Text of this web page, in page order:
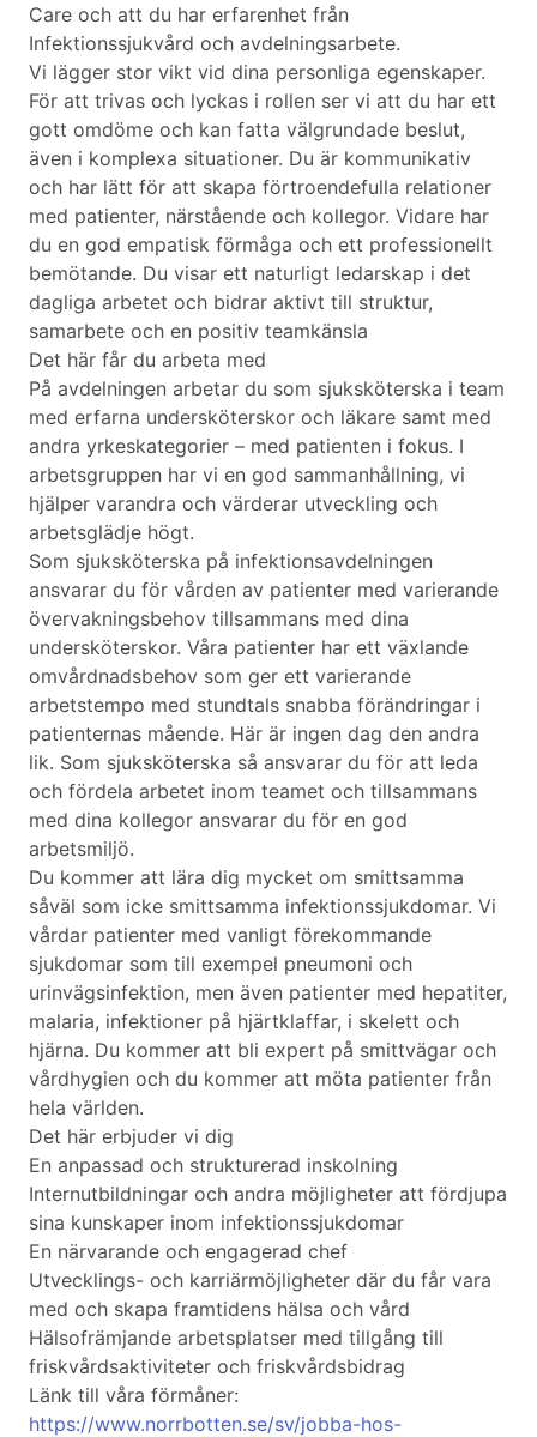
Care och att du har erfarenhet från
Infektionssjukvård och avdelningsarbete.
Vi lägger stor vikt vid dina personliga egenskaper.
För att trivas och lyckas i rollen ser vi att du har ett
gott omdöme och kan fatta välgrundade beslut,
även i komplexa situationer. Du är kommunikativ
och har lätt för att skapa förtroendefulla relationer
med patienter, närstående och kollegor. Vidare har
du en god empatisk förmåga och ett professionellt
bemötande. Du visar ett naturligt ledarskap i det
dagliga arbetet och bidrar aktivt till struktur,
samarbete och en positiv teamkänsla
Det här får du arbeta med
På avdelningen arbetar du som sjuksköterska i team
med erfarna undersköterskor och läkare samt med
andra yrkeskategorier – med patienten i fokus. I
arbetsgruppen har vi en god sammanhållning, vi
hjälper varandra och värderar utveckling och
arbetsglädje högt.
Som sjuksköterska på infektionsavdelningen
ansvarar du för vården av patienter med varierande
övervakningsbehov tillsammans med dina
undersköterskor. Våra patienter har ett växlande
omvårdnadsbehov som ger ett varierande
arbetstempo med stundtals snabba förändringar i
patienternas mående. Här är ingen dag den andra
lik. Som sjuksköterska så ansvarar du för att leda
och fördela arbetet inom teamet och tillsammans
med dina kollegor ansvarar du för en god
arbetsmiljö.
Du kommer att lära dig mycket om smittsamma
såväl som icke smittsamma infektionssjukdomar. Vi
vårdar patienter med vanligt förekommande
sjukdomar som till exempel pneumoni och
urinvägsinfektion, men även patienter med hepatiter,
malaria, infektioner på hjärtklaffar, i skelett och
hjärna. Du kommer att bli expert på smittvägar och
vårdhygien och du kommer att möta patienter från
hela världen.
Det här erbjuder vi dig
En anpassad och strukturerad inskolning
Internutbildningar och andra möjligheter att fördjupa
sina kunskaper inom infektionssjukdomar
En närvarande och engagerad chef
Utvecklings- och karriärmöjligheter där du får vara
med och skapa framtidens hälsa och vård
Hälsofrämjande arbetsplatser med tillgång till
friskvårdsaktiviteter och friskvårdsbidrag
Länk till våra förmåner:
https://www.norrbotten.se/sv/jobba-hos-